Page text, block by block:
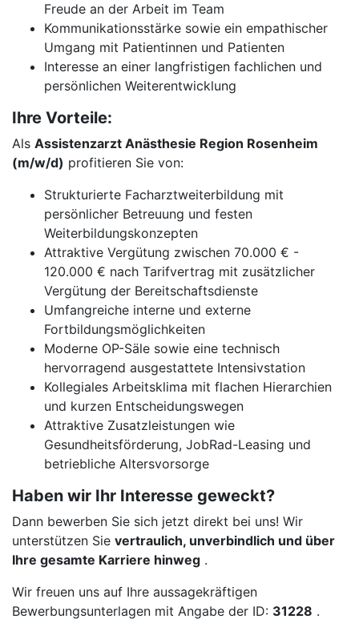
Freude an der Arbeit im Team
Kommunikationsstärke sowie ein empathischer
Umgang mit Patientinnen und Patienten
Interesse an einer langfristigen fachlichen und
persönlichen Weiterentwicklung
Ihre Vorteile:
Als Assistenzarzt Anästhesie Region Rosenheim
(m/w/d) profitieren Sie von:
Strukturierte Facharztweiterbildung mit
persönlicher Betreuung und festen
Weiterbildungskonzepten
Attraktive Vergütung zwischen 70.000 € -
120.000 € nach Tarifvertrag mit zusätzlicher
Vergütung der Bereitschaftsdienste
Umfangreiche interne und externe
Fortbildungsmöglichkeiten
Moderne OP-Säle sowie eine technisch
hervorragend ausgestattete Intensivstation
Kollegiales Arbeitsklima mit flachen Hierarchien
und kurzen Entscheidungswegen
Attraktive Zusatzleistungen wie
Gesundheitsförderung, JobRad-Leasing und
betriebliche Altersvorsorge
Haben wir Ihr Interesse geweckt?
Dann bewerben Sie sich jetzt direkt bei uns! Wir
unterstützen Sie vertraulich, unverbindlich und über
Ihre gesamte Karriere hinweg .
Wir freuen uns auf Ihre aussagekräftigen
Bewerbungsunterlagen mit Angabe der ID: 31228 .